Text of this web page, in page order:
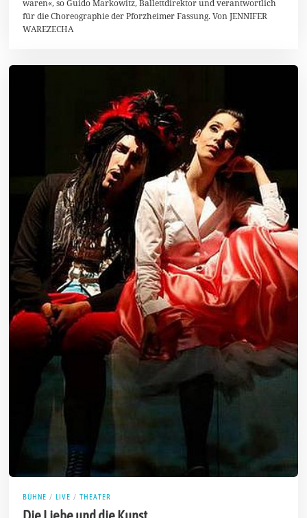
1
8
waren«, so Guido Markowitz, Ballettdirektor und verantwortlich
für die Choreographie der Pforzheimer Fassung. Von JENNIFER
WAREZECHA
BÜHNE / LIVE / THEATER